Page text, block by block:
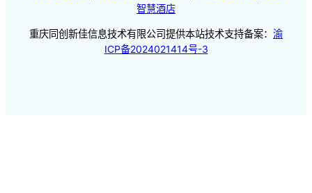
智慧酒店
重庆同创新佳信息技术有限公司提供本站技术支持备案： 渝
ICP备2024021414号-3